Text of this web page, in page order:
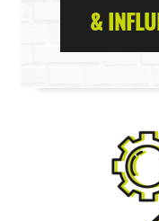
&